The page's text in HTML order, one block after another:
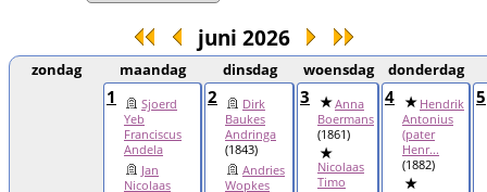
juni 2026
zondag maandag dinsdag woensdag donderdag
1
Sjoerd
Yeb
Franciscus
Andela
Jan
Nicolaas
2
Dirk
Baukes
Andringa
(1843)
Andries
Wopkes
3
Anna
Boermans
(1861)
Nicolaas
Timo
4
Hendrik
Antonius
(pater
Henr...
(1882)
5